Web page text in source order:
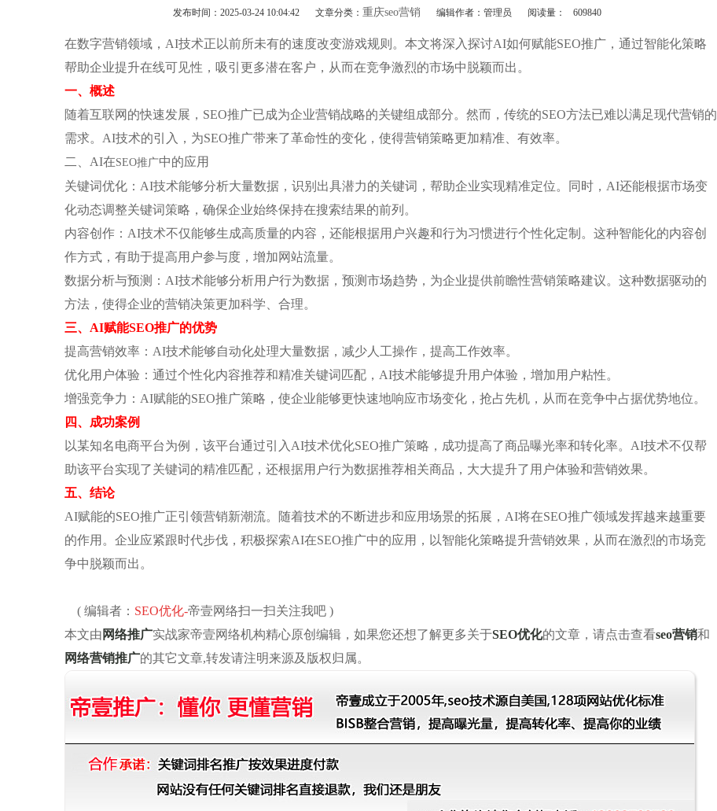
发布时间：2025-03-24 10:04:42 文章分类： 重庆seo营销 编辑作者：管理员 阅读量： 609840
在数字营销领域，AI技术正以前所未有的速度改变游戏规则。本文将深入探讨AI如何赋能SEO推广，通过智能化策略
帮助企业提升在线可见性，吸引更多潜在客户，从而在竞争激烈的市场中脱颖而出。
‌一、概述
随着互联网的快速发展，SEO推广已成为企业营销战略的关键组成部分。然而，传统的SEO方法已难以满足现代营销的
需求。AI技术的引入，为SEO推广带来了革命性的变化，使得营销策略更加精准、有效率。
‌二、AI在SEO推广中的应用‌
‌关键词优化‌：AI技术能够分析大量数据，识别出具潜力的关键词，帮助企业实现精准定位。同时，AI还能根据市场变
化动态调整关键词策略，确保企业始终保持在搜索结果的前列。
‌内容创作‌：AI技术不仅能够生成高质量的内容，还能根据用户兴趣和行为习惯进行个性化定制。这种智能化的内容创
作方式，有助于提高用户参与度，增加网站流量。
‌数据分析与预测‌：AI技术能够分析用户行为数据，预测市场趋势，为企业提供前瞻性营销策略建议。这种数据驱动的
方法，使得企业的营销决策更加科学、合理。
‌三、AI赋能SEO推广的优势‌
‌提高营销效率‌：AI技术能够自动化处理大量数据，减少人工操作，提高工作效率。
‌优化用户体验‌：通过个性化内容推荐和精准关键词匹配，AI技术能够提升用户体验，增加用户粘性。
‌增强竞争力‌：AI赋能的SEO推广策略，使企业能够更快速地响应市场变化，抢占先机，从而在竞争中占据优势地位。
‌四、成功案例‌
以某知名电商平台为例，该平台通过引入AI技术优化SEO推广策略，成功提高了商品曝光率和转化率。AI技术不仅帮
助该平台实现了关键词的精准匹配，还根据用户行为数据推荐相关商品，大大提升了用户体验和营销效果。
‌五、结论‌
AI赋能的SEO推广正引领营销新潮流。随着技术的不断进步和应用场景的拓展，AI将在SEO推广领域发挥越来越重要
的作用。企业应紧跟时代步伐，积极探索AI在SEO推广中的应用，以智能化策略提升营销效果，从而在激烈的市场竞
争中脱颖而出。
( 编辑者： SEO优化-帝壹网络扫一扫关注我吧 )
本文由 网络推广实战家帝壹网络机构精心原创编辑，如果您还想了解更多关于SEO优化的文章，请点击查看seo营销和
网络营销推广的其它文章,转发请注明来源及版权归属。